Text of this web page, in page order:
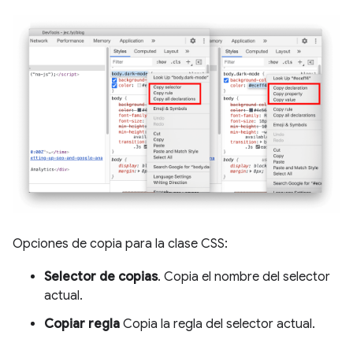
Opciones de copia para la clase CSS:
Selector de copias. Copia el nombre del selector
actual.
Copiar regla Copia la regla del selector actual.